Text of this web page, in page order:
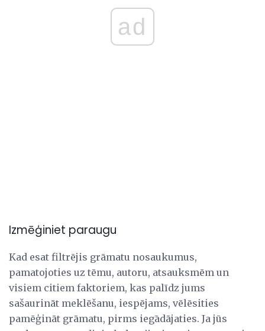
ad
Izmēģiniet paraugu
Kad esat filtrējis grāmatu nosaukumus,
pamatojoties uz tēmu, autoru, atsauksmēm un
visiem citiem faktoriem, kas palīdz jums
sašaurināt meklēšanu, iespējams, vēlēsities
pamēģināt grāmatu, pirms iegādājaties. Ja jūs